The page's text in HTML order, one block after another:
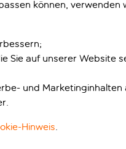
können, verwenden
Sie auf unserer Website
und Marketinginhalten
Hinweis